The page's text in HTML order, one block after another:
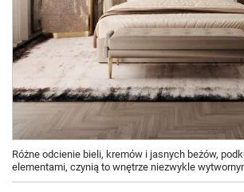
Różne odcienie bieli, kremów i jasnych beżów,
elementami, czynią to wnętrze niezwykle